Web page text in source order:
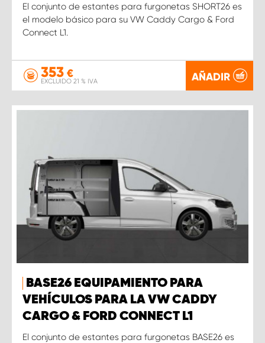
El conjunto de estantes para furgonetas SHORT26 es
el modelo básico para su VW Caddy Cargo & Ford
Connect L1.
353 €
EXCLUIDO 21 % IVA AÑADIR
BASE26 EQUIPAMIENTO PARA
VEHÍCULOS PARA LA VW CADDY
CARGO & FORD CONNECT L1
El conjunto de estantes para furgonetas BASE26 es